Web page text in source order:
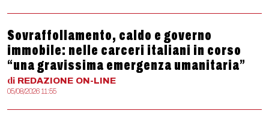
Sovraffollamento, caldo e governo
immobile: nelle carceri italiani in corso
“una gravissima emergenza umanitaria”
di REDAZIONE ON-LINE
05/08/2026 11:55